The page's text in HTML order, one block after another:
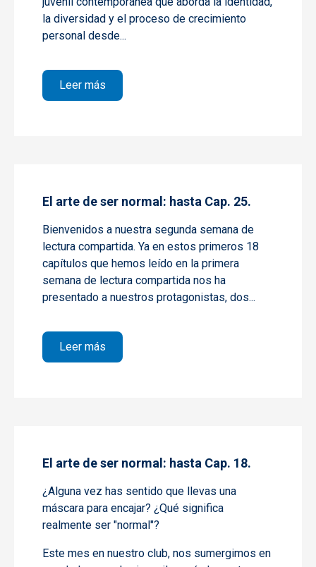
la diversidad y el proceso de crecimiento
personal desde...
Leer más
El arte de ser normal: hasta Cap. 25.
Bienvenidos a nuestra segunda semana de
lectura compartida. Ya en estos primeros 18
capítulos que hemos leído en la primera
semana de lectura compartida nos ha
presentado a nuestros protagonistas, dos...
Leer más
El arte de ser normal: hasta Cap. 18.
¿Alguna vez has sentido que llevas una
máscara para encajar? ¿Qué significa
realmente ser "normal"?
Este mes en nuestro club, nos sumergimos en